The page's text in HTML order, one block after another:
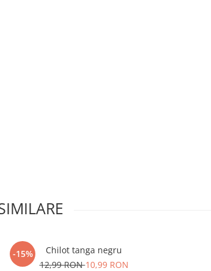
-15%
Chilot tanga negru
12,99 RON10,99 RON